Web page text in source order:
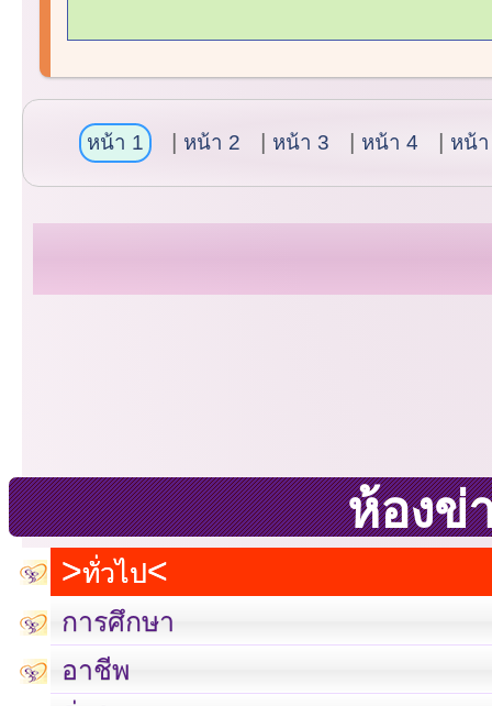
หน้า 1 หน้า 2 หน้า 3 หน้า 4 หน้
ห้องข่
ทั่วไป
การศึกษา
อาชีพ